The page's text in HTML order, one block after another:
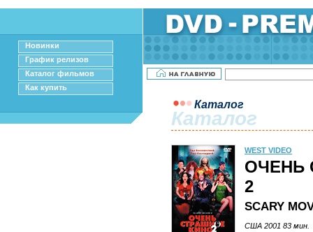
Новинки
График релизов
Каталог фильмов
Как купить
Каталог
Каталог
WEST VIDEO
ОЧЕНЬ
2
SCARY
США 2001 83 мин.